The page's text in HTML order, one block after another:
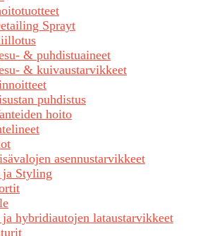
Sprayt
& puhdistuaineet
& kuivaustarvikkeet
puhdistus
hoito
asennustarvikkeet
Styling
ja hybridiautojen lataustarvikkeet